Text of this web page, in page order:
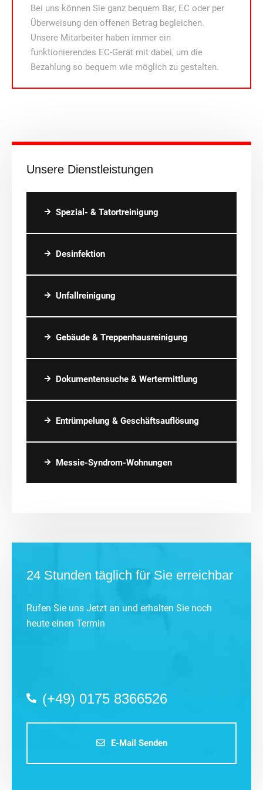
Unsere Dienstleistungen
Spezial- & Tatortreinigung
Desinfektion
Unfallreinigung
Gebäude & Treppenhausreinigung
Dokumentensuche & Wertermittlung
Entrümpelung & Geschäftsauflösung
Messie-Syndrom-Wohnungen
24 Stunden täglich für Sie erreichbar
Rufen Sie uns Jetzt an und erhalten Sie noch
heute einen Termin
(+49) 0175 8366526
E-Mail Senden
Bei uns können Sie ganz bequem Bar, EC oder per
Überweisung den offenen Betrag begleichen.
Unsere Mitarbeiter haben immer ein
funktionierendes EC-Gerät mit dabei, um die
Bezahlung so bequem wie möglich zu gestalten.